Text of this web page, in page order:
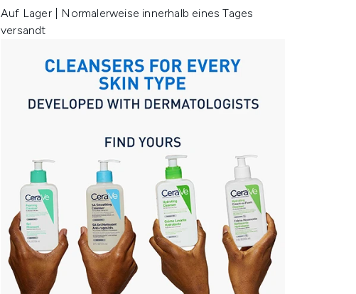
Auf Lager | Normalerweise innerhalb eines Tages
versandt